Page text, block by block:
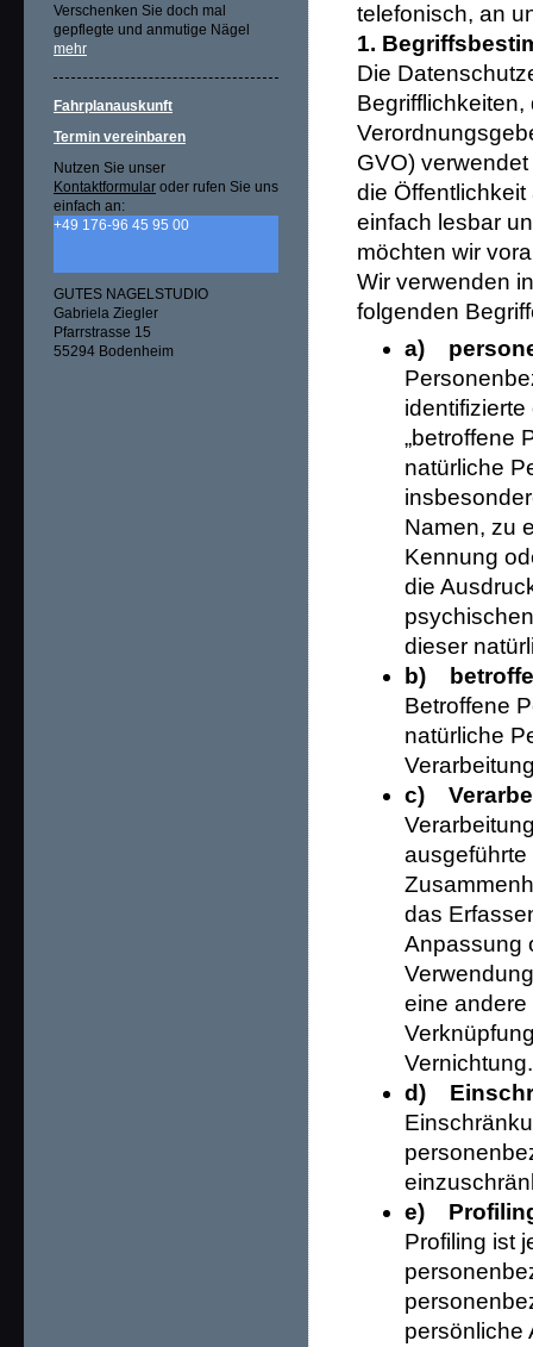
telefonisch, an
1.
Die
GVO)
die
einfach lesbar
möchten wir
Wir verwenden
folgenden
a)
„betroffene
natürliche
Namen, zu
Kennung
die
dieser
b)
Betroffene
natürliche
c)
ausgeführte
das
Anpassung
eine andere
Vernichtung.
d)
e)
Profiling ist
persönliche
Verschenken Sie doch mal
gepflegte und anmutige Nägel
mehr
Fahrplanauskunft
Termin vereinbaren
Nutzen Sie unser
Kontaktformular oder rufen Sie uns
einfach an:
+49 176-96 45 95 00
GUTES NAGELSTUDIO
Gabriela Ziegler
Pfarrstrasse 15
55294 Bodenheim